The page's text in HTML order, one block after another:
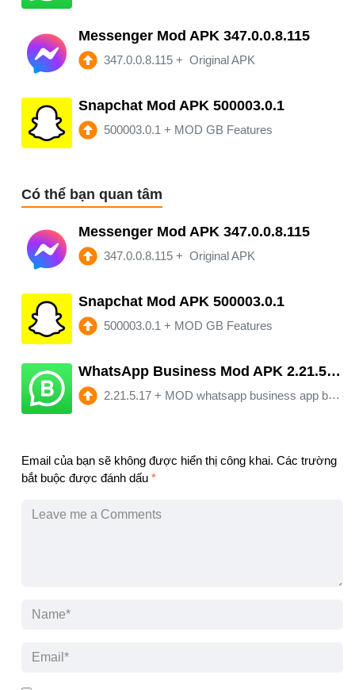
Messenger Mod APK 347.0.0.8.115
347.0.0.8.115 + Original APK
Snapchat Mod APK 500003.0.1
500003.0.1 + MOD GB Features
Có thể bạn quan tâm
Messenger Mod APK 347.0.0.8.115
347.0.0.8.115 + Original APK
Snapchat Mod APK 500003.0.1
500003.0.1 + MOD GB Features
WhatsApp Business Mod APK 2.21.5.17
2.21.5.17 + MOD whatsapp business app by Aaran
Email của bạn sẽ không được hiển thị công khai. Các trường
bắt buộc được đánh dấu *